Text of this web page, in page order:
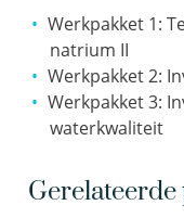
Werkpakket 1:
natrium II
Werkpakket 2:
Werkpakket 3:
waterkwaliteit